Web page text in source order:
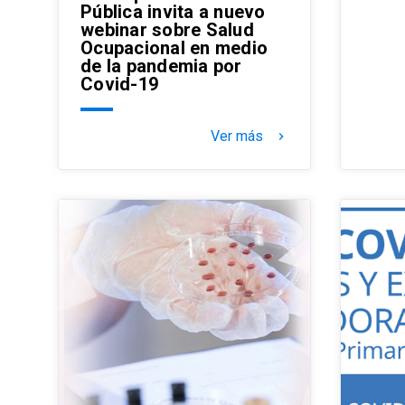
Pública invita a nuevo
webinar sobre Salud
Ocupacional en medio
de la pandemia por
Covid-19
Ver más keyboard_arrow_right